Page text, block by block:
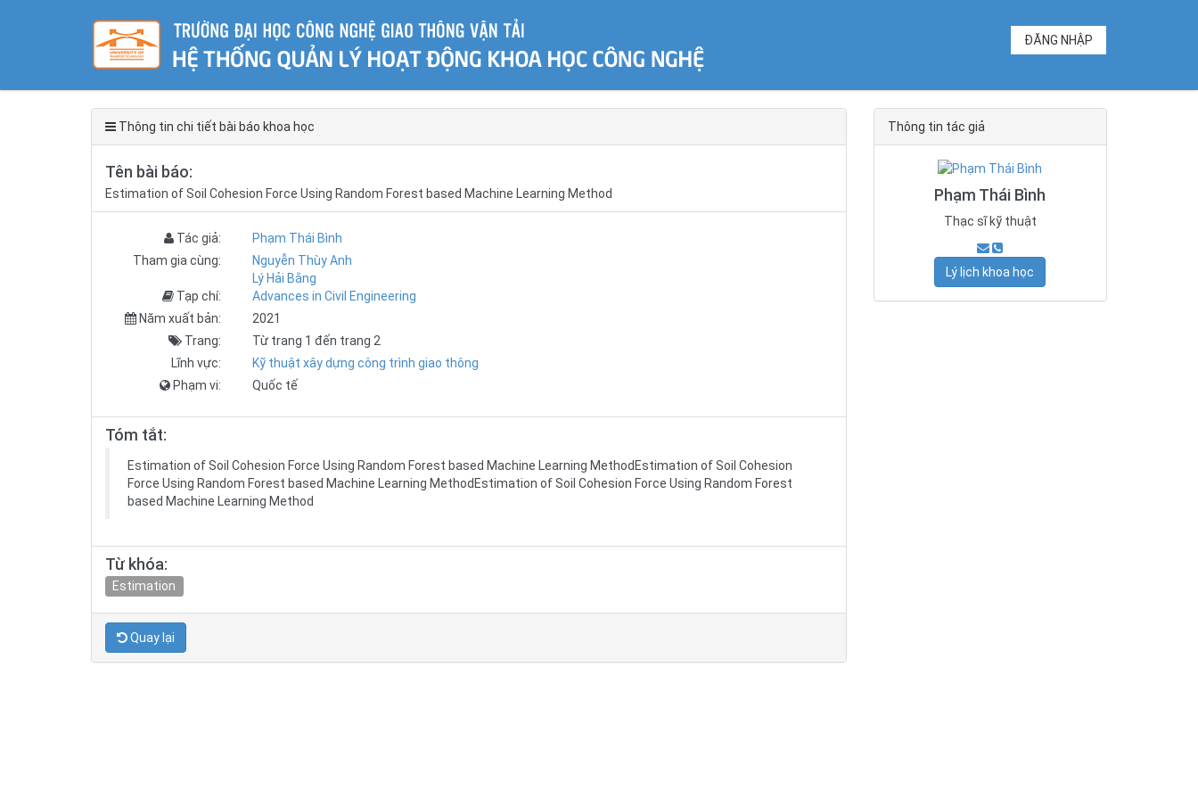
ĐĂNG NHẬP
Thông tin chi tiết bài báo khoa học
Tên bài báo:
Estimation of Soil Cohesion Force Using Random Forest based Machine Learning Method
Tác giả:
Phạm Thái Bình
Tham gia cùng:
Nguyễn Thùy Anh
Lý Hải Bằng
Tạp chí:
Advances in Civil Engineering
Năm xuất bản:
2021
Trang:
Từ trang 1 đến trang 2
Lĩnh vực:
Kỹ thuật xây dựng công trình giao thông
Phạm vi:
Quốc tế
Tóm tắt:
Estimation of Soil Cohesion Force Using Random Forest based Machine Learning MethodEstimation of Soil Cohesion
Force Using Random Forest based Machine Learning MethodEstimation of Soil Cohesion Force Using Random Forest
based Machine Learning Method
Từ khóa:
Estimation
Quay lại
Thông tin tác giả
Phạm Thái Bình
Thạc sĩ kỹ thuật
Lý lịch khoa học